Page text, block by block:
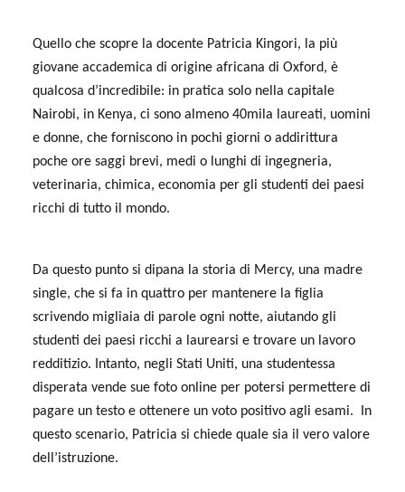
Quello che scopre la docente Patricia Kingori, la più
giovane accademica di origine africana di Oxford, è
qualcosa d’incredibile: in pratica solo nella capitale
Nairobi, in Kenya, ci sono almeno 40mila laureati, uomini
e donne, che forniscono in pochi giorni o addirittura
poche ore saggi brevi, medi o lunghi di ingegneria,
veterinaria, chimica, economia per gli studenti dei paesi
ricchi di tutto il mondo.
Da questo punto si dipana la storia di Mercy, una madre
single, che si fa in quattro per mantenere la figlia
scrivendo migliaia di parole ogni notte, aiutando gli
studenti dei paesi ricchi a laurearsi e trovare un lavoro
redditizio. Intanto, negli Stati Uniti, una studentessa
disperata vende sue foto online per potersi permettere di
pagare un testo e ottenere un voto positivo agli esami.
In
questo scenario, Patricia si chiede quale sia il vero valore
dell’istruzione.